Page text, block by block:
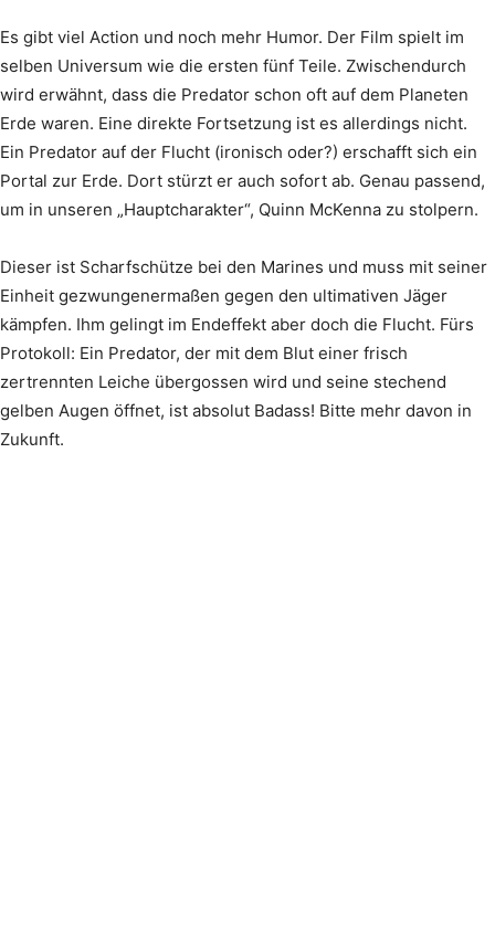
Es gibt viel Action und noch mehr Humor. Der Film spielt im
selben Universum wie die ersten fünf Teile. Zwischendurch
wird erwähnt, dass die Predator schon oft auf dem Planeten
Erde waren. Eine direkte Fortsetzung ist es allerdings nicht.
Ein Predator auf der Flucht (ironisch oder?) erschafft sich ein
Portal zur Erde. Dort stürzt er auch sofort ab. Genau passend,
um in unseren „Hauptcharakter“, Quinn McKenna zu stolpern.
Dieser ist Scharfschütze bei den Marines und muss mit seiner
Einheit gezwungenermaßen gegen den ultimativen Jäger
kämpfen. Ihm gelingt im Endeffekt aber doch die Flucht. Fürs
Protokoll: Ein Predator, der mit dem Blut einer frisch
zertrennten Leiche übergossen wird und seine stechend
gelben Augen öffnet, ist absolut Badass! Bitte mehr davon in
Zukunft.